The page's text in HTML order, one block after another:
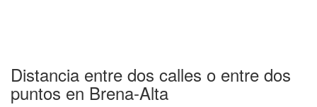
Distancia entre dos calles o entre dos
puntos en Brena-Alta